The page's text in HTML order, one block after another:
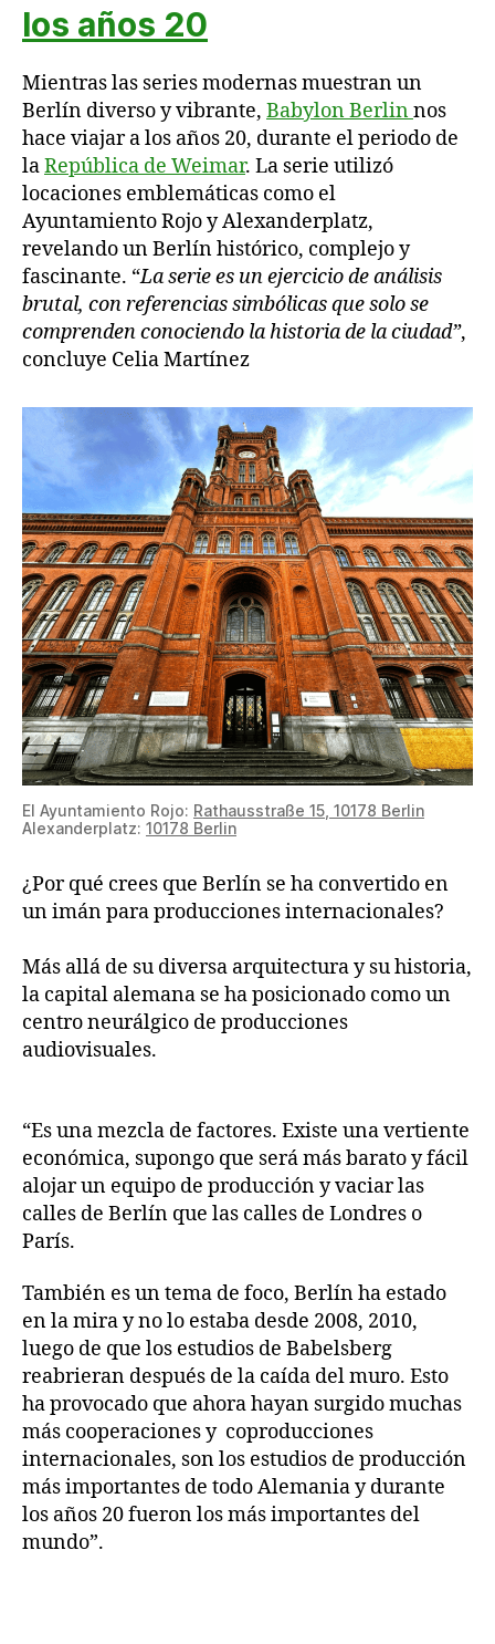
los años 20
Mientras las series modernas muestran un
Berlín diverso y vibrante, Babylon Berlinnos
hace viajar a los años 20, durante el periodo de
laRepública de Weimar. La serie utilizó
locaciones emblemáticas como el
Ayuntamiento Rojo y Alexanderplatz,
revelando un Berlín histórico, complejo y
fascinante. “La serie es un ejercicio de análisis
brutal, con referencias simbólicas que solo se
comprenden conociendo la historia de la ciudad”,
concluye Celia Martínez
El Ayuntamiento Rojo: Rathausstraße 15, 10178 Berlin
Alexanderplatz: 10178 Berlin
¿Por qué crees que Berlín se ha convertido en
un imán para producciones internacionales?
Más allá de su diversa arquitectura y su historia,
la capital alemana se ha posicionado como un
centro neurálgico de producciones
audiovisuales.
“Es una mezcla de factores. Existe una vertiente
económica, supongo que será más barato y fácil
alojar un equipo de producción y vaciar las
calles de Berlín que las calles de Londres o
París.
También es un tema de foco, Berlín ha estado
en la mira y no lo estaba desde 2008, 2010,
luego de que los estudios de Babelsberg
reabrieran después de la caída del muro. Esto
ha provocado que ahora hayan surgido muchas
más cooperaciones y coproducciones
internacionales, son los estudios de producción
más importantes de todo Alemania y durante
los años 20 fueron los más importantes del
mundo”.